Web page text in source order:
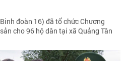
đoàn 16) đã tổ chức Chương
cho 96 hộ dân tại xã Quảng Tân